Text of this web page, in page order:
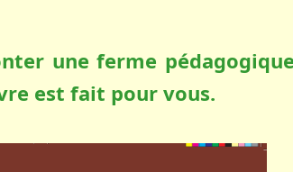
une ferme
est fait pour vous.